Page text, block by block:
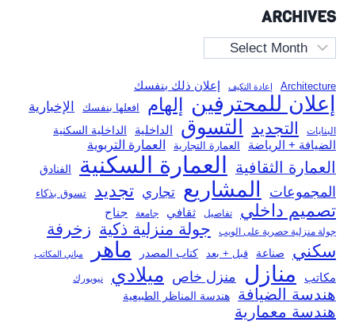
ARCHIVES
Archives
Architecture إعادة التكيف إعلان ذلك بنفسك
إعلان للمحترفين إلهام افعلها بنفسك الإخبارية
البنايات التجديد التسوق الداخلية الداخلية السكنية
الضيافة + الرياضة العمارة التجارية العمارة التربوية
العمارة الثقافية العمارة السكنية الفنادق
المجموعات المشاريع تجاري تجديد تسوق بذكاء
تصميم داخلي تفاصيل ثقافي جامعة جناح
جولة منزلية حصرية على الويب جولة منزلية ذكية زخرفة
سكني صناعة قبل + بعد كتاب المصدر ماهر مباني المكاتب
مكاتب منازل منزل خاص ميلادي نيويورك
هندسة الضيافة هندسة المناظر الطبيعية
هندسة معمارية